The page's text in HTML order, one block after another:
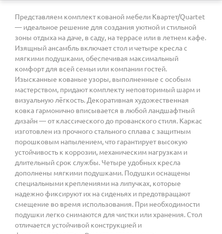
Представляем комплект кованой мебели Квартет/Quartet
— идеальное решение для создания уютной и стильной
зоны отдыха на даче, в саду, на террасе или в летнем кафе.
Изящный ансамбль включает стол и четыре кресла с
мягкими подушками, обеспечивая максимальный
комфорт для всей семьи или компании гостей.
Изысканные кованые узоры, выполненные с особым
мастерством, придают комплекту неповторимый шарм и
визуальную лёгкость. Декоративная художественная
ковка гармонично вписывается в любой ландшафтный
дизайн — от классического до прованского стиля. Каркас
изготовлен из прочного стального сплава с защитным
порошковым напылением, что гарантирует высокую
устойчивость к коррозии, механическим нагрузкам и
длительный срок службы. Четыре удобных кресла
дополнены мягкими подушками. Подушки оснащены
специальными креплениями на липучках, которые
надежно фиксируют их на сиденьях и предотвращают
смещение во время использования. При необходимости
подушки легко снимаются для чистки или хранения. Стол
отличается устойчивой конструкцией и